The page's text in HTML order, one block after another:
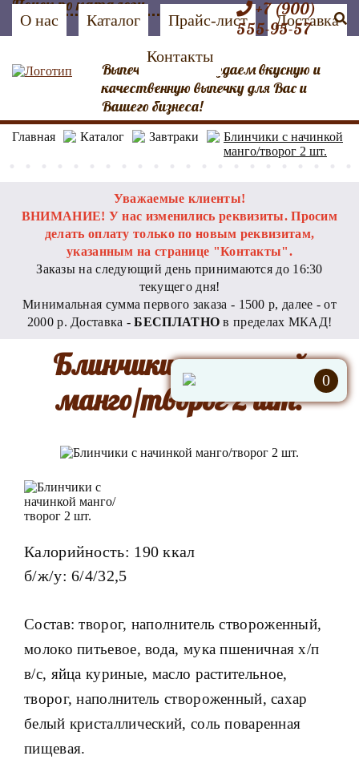
+7 (900)
555-95-57
О нас Каталог Прайс-лист Доставка
Контакты
Выпечка №1 Мы создаем вкусную и
качественную выпечку для Вас и
Вашего бизнеса!
Главная Каталог Завтраки
Блинчики с начинкой
манго/творог 2 шт.
Уважаемые клиенты!
ВНИМАНИЕ! У нас изменились реквизиты. Просим
делать оплату только по новым реквизитам,
указанным на странице "Контакты".
Заказы на следующий день принимаются до 16:30
текущего дня!
Минимальная сумма первого заказа - 1500 р, далее - от
2000 р. Доставка -БЕСПЛАТНО в пределах МКАД!
0
Блинчики с начинкой
манго/творог 2 шт.
Калорийность: 190 ккал
б/ж/у: 6/4/32,5
Состав: творог, наполнитель створоженный,
молоко питьевое, вода, мука пшеничная х/п
в/с, яйца куриные, масло растительное,
творог, наполнитель створоженный, сахар
белый кристаллический, соль поваренная
пищевая.